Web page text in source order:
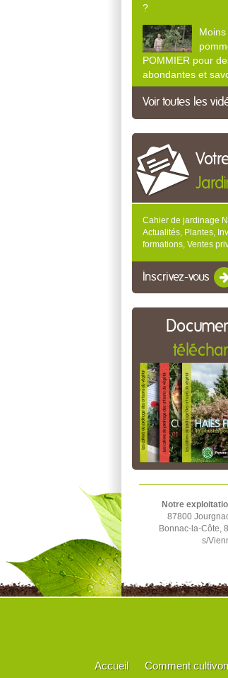
?
POMMIER pour
abondantes et
Voir toutes les
Cahier de jardinage
Actualités, Plantes,
formations, Ventes
Inscrivez-vous
Notre
87800
Bonnac-la-Côte,
s/
Accueil Comment